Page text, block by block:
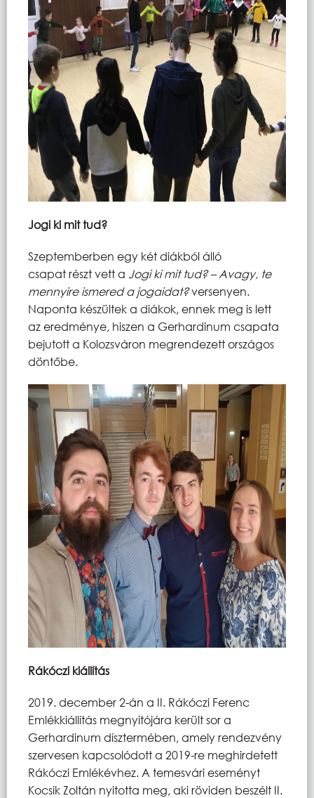
Jogi ki mit tud?
Szeptemberben egy két diákból álló
csapat részt vett a Jogi ki mit tud? – Avagy, te
mennyire ismered a jogaidat?versenyen.
Naponta készültek a diákok, ennek meg is lett
az eredménye, hiszen a Gerhardinum csapata
bejutott a Kolozsváron megrendezett országos
döntőbe.
Rákóczi kiállítás
2019. december 2-án a II. Rákóczi Ferenc
Emlékkiállítás megnyitójára került sor a
Gerhardinum dísztermében, amely rendezvény
szervesen kapcsolódott a 2019-re meghirdetett
Rákóczi Emlékévhez. A temesvári eseményt
Kocsik Zoltán nyitotta meg, aki röviden beszélt II.